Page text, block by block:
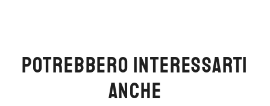
POTREBBERO INTERESSARTI
ANCHE